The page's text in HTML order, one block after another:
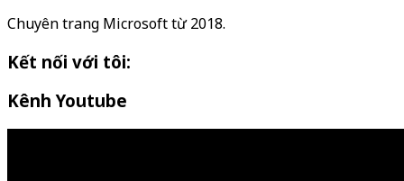
Chuyên trang Microsoft từ 2018.
Kết nối với tôi:
Kênh Youtube